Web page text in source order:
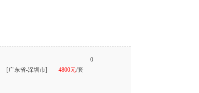
[广东省-深圳市] 4800元/套
0